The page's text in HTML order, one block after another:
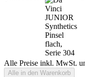
Alle Preise inkl. MwSt.
Alle in den Warenkorb